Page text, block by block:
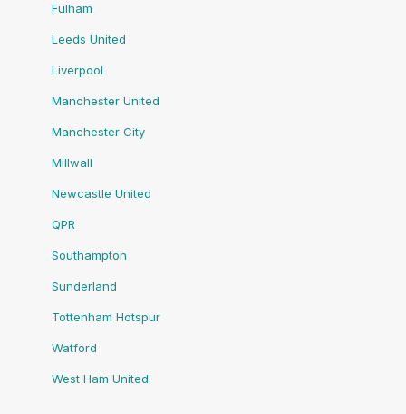
Fulham
Leeds United
Liverpool
Manchester United
Manchester City
Millwall
Newcastle United
QPR
Southampton
Sunderland
Tottenham Hotspur
Watford
West Ham United